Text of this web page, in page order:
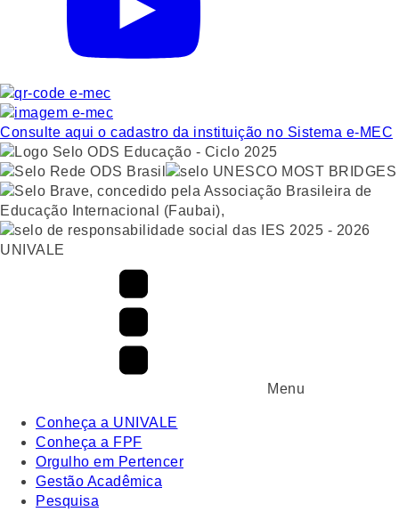
Consulte aqui o cadastro da instituição no Sistema e-MEC
UNIVALE
Menu
Conheça a UNIVALE
Conheça a FPF
Orgulho em Pertencer
Gestão Acadêmica
Pesquisa